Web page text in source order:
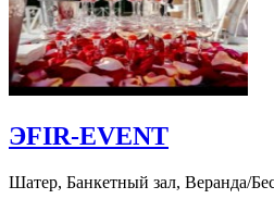
ЭFIR-EVENT
Шатер, Банкетный зал, Веранда/